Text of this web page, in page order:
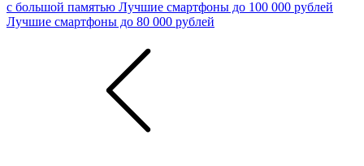
с большой памятью Лучшие смартфоны до 100 000 рублей
Лучшие смартфоны до 80 000 рублей